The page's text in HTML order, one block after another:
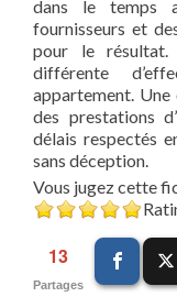
dans le temps
fournisseurs et
pour le résultat.
différente
appartement.
des prestations
délais respectés
sans déception.
Vous jugez cette
13
Partages